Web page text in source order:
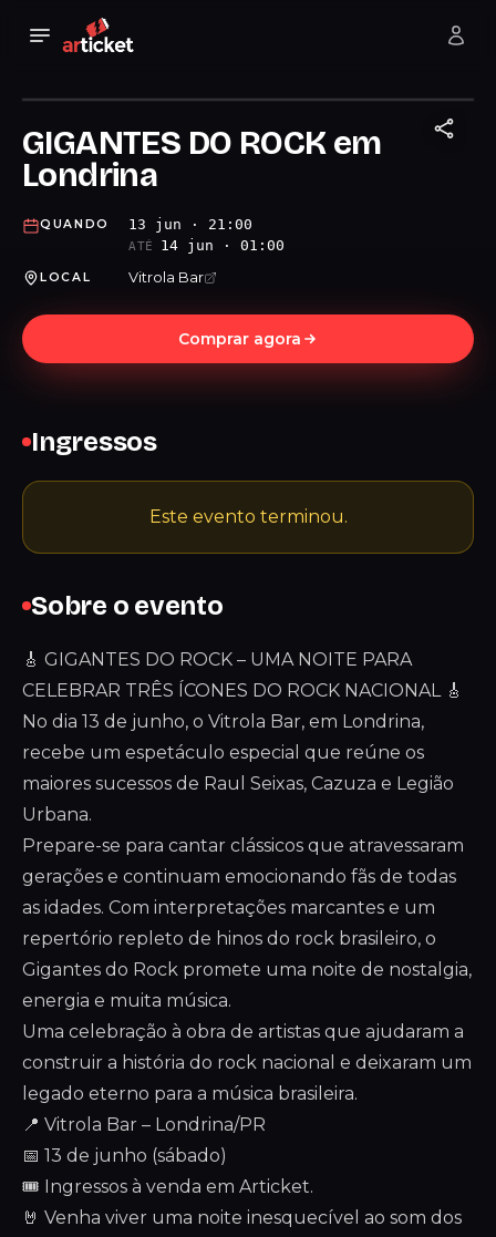
GIGANTES DO ROCK em
Londrina
QUANDO 13 jun · 21:00
ATÉ 14 jun · 01:00
LOCAL Vitrola Bar
Comprar agora
Sobre o evento
🎸 GIGANTES DO ROCK – UMA NOITE PARA
CELEBRAR TRÊS ÍCONES DO ROCK NACIONAL 🎸
No dia 13 de junho, o Vitrola Bar, em Londrina,
recebe um espetáculo especial que reúne os
maiores sucessos de Raul Seixas, Cazuza e Legião
Urbana.
Prepare-se para cantar clássicos que atravessaram
gerações e continuam emocionando fãs de todas
as idades. Com interpretações marcantes e um
repertório repleto de hinos do rock brasileiro, o
Gigantes do Rock promete uma noite de nostalgia,
energia e muita música.
Uma celebração à obra de artistas que ajudaram a
construir a história do rock nacional e deixaram um
legado eterno para a música brasileira.
📍 Vitrola Bar – Londrina/PR
📅 13 de junho (sábado)
🎟️ Ingressos à venda em Articket.
🤘 Venha viver uma noite inesquecível ao som dos
Ingressos
Este evento terminou.